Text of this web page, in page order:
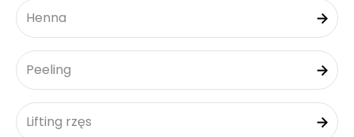
Henna
Peeling
Lifting rzęs